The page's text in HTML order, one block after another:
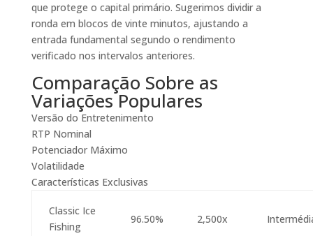
que protege o capital primário. Sugerimos dividir a
ronda em blocos de vinte minutos, ajustando a
entrada fundamental segundo o rendimento
verificado nos intervalos anteriores.
Comparação Sobre as
Variações Populares
Versão do Entretenimento
RTP Nominal
Potenciador Máximo
Volatilidade
Características Exclusivas
Classic Ice
Fishing
96.50% 2,500x